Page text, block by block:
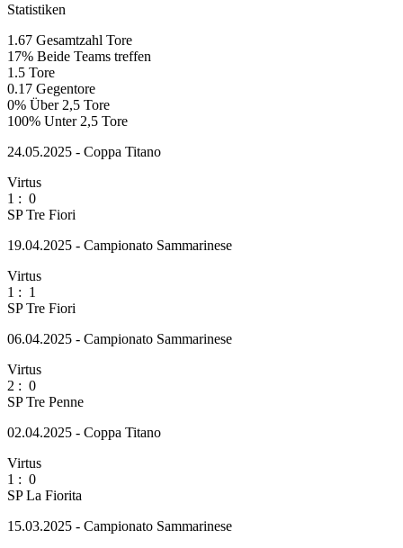
Statistiken
1.67 Gesamtzahl Tore
17% Beide Teams treffen
1.5 Tore
0.17 Gegentore
0% Über 2,5 Tore
100% Unter 2,5 Tore
24.05.2025 - Coppa Titano
Virtus
1 : 0
SP Tre Fiori
19.04.2025 - Campionato Sammarinese
Virtus
1 : 1
SP Tre Fiori
06.04.2025 - Campionato Sammarinese
Virtus
2 : 0
SP Tre Penne
02.04.2025 - Coppa Titano
Virtus
1 : 0
SP La Fiorita
15.03.2025 - Campionato Sammarinese